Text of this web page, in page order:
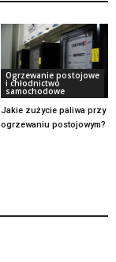
Ogrzewanie postojowe
i chłodnictwo
samochodowe
Jakie zużycie paliwa przy
ogrzewaniu postojowym?